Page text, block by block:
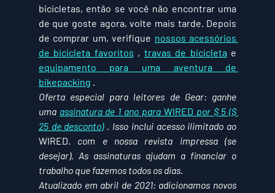
bicicletas, então se você não encontrar uma
de que goste agora, volte mais tarde. Depois
de comprar um, verifique nossos acessórios
de bicicleta favoritos , travas de bicicleta
equipamento para uma aventura de
bikepacking .
Oferta especial para leitores de Gear: ganhe
uma assinatura de 1 ano para WIRED por $ 5 ($
25 de desconto) . Isso inclui acesso ilimitado ao
WIRED. com e nossa revista impressa (se
desejar). As assinaturas ajudam a financiar o
trabalho que fazemos todos os dias.
Atualizado em abril de 2021: adicionamos novos